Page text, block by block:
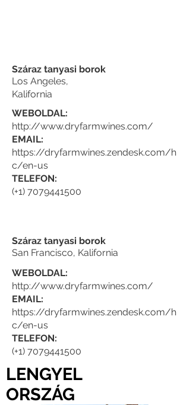
Száraz tanyasi borok
Los Angeles,
Kalifornia
WEBOLDAL:
http://www.dryfarmwines.com/
EMAIL:
https://dryfarmwines.zendesk.com/h
c/en-us
TELEFON:
(+1) 7079441500
Száraz tanyasi borok
San Francisco, Kalifornia
WEBOLDAL:
http://www.dryfarmwines.com/
EMAIL:
https://dryfarmwines.zendesk.com/h
c/en-us
TELEFON:
(+1) 7079441500
LENGYEL
ORSZÁG